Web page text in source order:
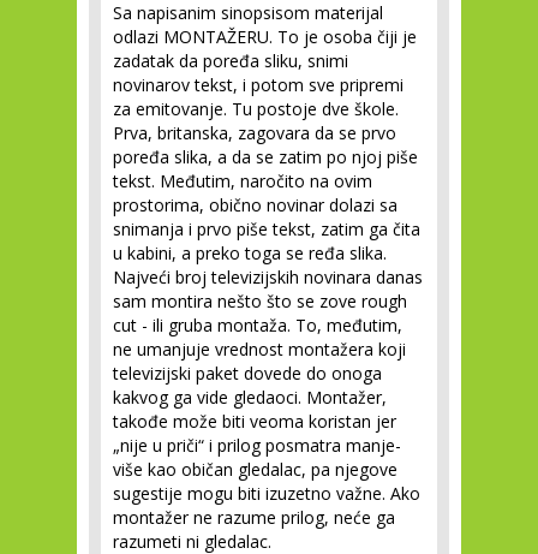
Sa napisanim sinopsisom materijal
odlazi MONTAŽERU. To je osoba čiji je
zadatak da poređa sliku, snimi
novinarov tekst, i potom sve pripremi
za emitovanje. Tu postoje dve škole.
Prva, britanska, zagovara da se prvo
poređa slika, a da se zatim po njoj piše
tekst. Međutim, naročito na ovim
prostorima, obično novinar dolazi sa
snimanja i prvo piše tekst, zatim ga čita
u kabini, a preko toga se ređa slika.
Najveći broj televizijskih novinara danas
sam montira nešto što se zove rough
cut - ili gruba montaža. To, međutim,
ne umanjuje vrednost montažera koji
televizijski paket dovede do onoga
kakvog ga vide gledaoci. Montažer,
takođe može biti veoma koristan jer
„nije u priči“ i prilog posmatra manje-
više kao običan gledalac, pa njegove
sugestije mogu biti izuzetno važne. Ako
montažer ne razume prilog, neće ga
razumeti ni gledalac.